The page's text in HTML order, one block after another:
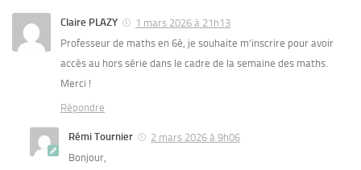
Claire PLAZY
1 mars 2026 à 21h13
Professeur de maths en 6è, je souhaite m’inscrire pour avoir
accès au hors série dans le cadre de la semaine des maths.
Merci !
Répondre
Rémi Tournier
2 mars 2026 à 9h06
Bonjour,